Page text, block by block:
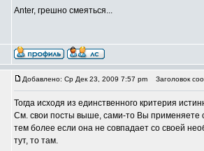
Anter, грешно смеяться...
Добавлено: Ср Дек 23, 2009 7:57 pm Заголовок
Тогда исходя из единственного критерия
См. свои посты выше, сами-то Вы применяете
тем более если она не совпадает со своей
тут, то там.